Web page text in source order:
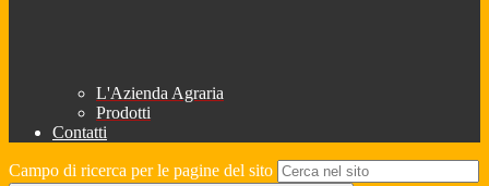
L'Azienda Agraria
Prodotti
Contatti
Campo di ricerca per le pagine del sito